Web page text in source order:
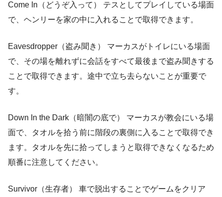
Come In（どうぞ入って） テスとしてプレイしている場面
で、ヘンリーを家の中に入れることで取得できます。
Eavesdropper（盗み聞き） マーカスがトイレにいる場面
で、その場を離れずに会話をすべて最後まで盗み聞きする
ことで取得できます。途中で立ち去らないことが重要で
す。
Down In the Dark（暗闇の底で） マーカスが教会にいる場
面で、タオルを拾う前に階段の裏側に入ることで取得でき
ます。タオルを先に拾ってしまうと取得できなくなるため
順番に注意してください。
Survivor（生存者） 車で脱出することでゲームをクリア